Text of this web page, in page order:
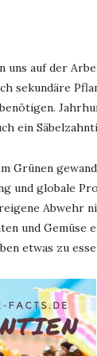
auf der
sekundäre
ein
Grünen
und globale
Abwehr
und
etwas zu